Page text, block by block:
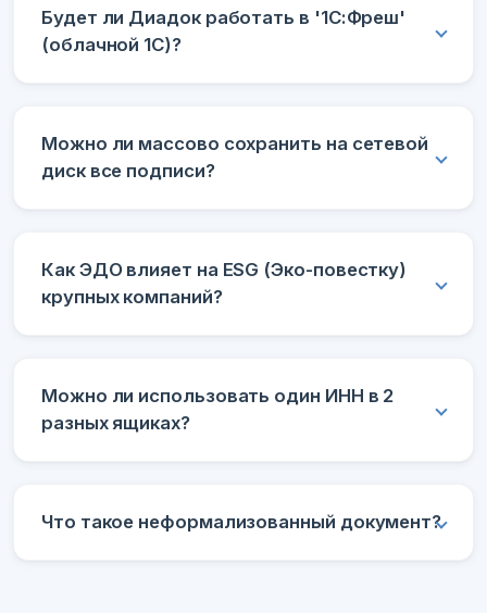
Будет ли Диадок работать в '1С:Фреш'
(облачной 1С)?
Можно ли массово сохранить на сетевой
диск все подписи?
Как ЭДО влияет на ESG (Эко-повестку)
крупных компаний?
Можно ли использовать один ИНН в 2
разных ящиках?
Что такое неформализованный документ?